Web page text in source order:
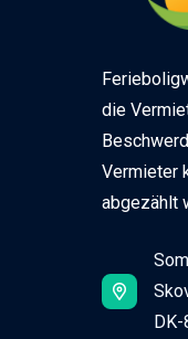
die
Vermieter
abgezählt